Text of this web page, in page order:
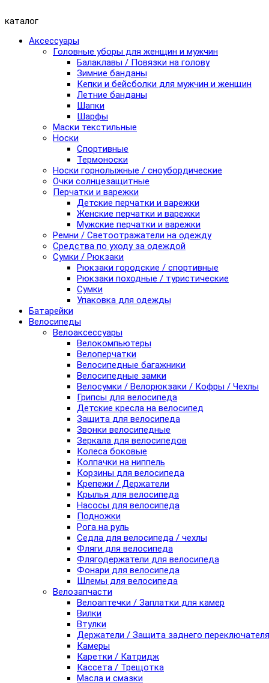
каталог
Аксессуары
Головные уборы для женщин и мужчин
Балаклавы / Повязки на голову
Зимние банданы
Кепки и бейсболки для мужчин и женщин
Летние банданы
Шапки
Шарфы
Маски текстильные
Носки
Спортивные
Термоноски
Носки горнолыжные / сноубордические
Очки солнцезащитные
Перчатки и варежки
Детские перчатки и варежки
Женские перчатки и варежки
Мужские перчатки и варежки
Ремни / Светоотражатели на одежду
Средства по уходу за одеждой
Сумки / Рюкзаки
Рюкзаки городские / спортивные
Рюкзаки походные / туристические
Сумки
Упаковка для одежды
Батарейки
Велосипеды
Велоаксессуары
Велокомпьютеры
Велоперчатки
Велосипедные багажники
Велосипедные замки
Велосумки / Велорюкзаки / Кофры / Чехлы
Грипсы для велосипеда
Детские кресла на велосипед
Защита для велосипеда
Звонки велосипедные
Зеркала для велосипедов
Колеса боковые
Колпачки на ниппель
Корзины для велосипеда
Крепежи / Держатели
Крылья для велосипеда
Насосы для велосипеда
Подножки
Рога на руль
Седла для велосипеда / чехлы
Фляги для велосипеда
Флягодержатели для велосипеда
Фонари для велосипеда
Шлемы для велосипеда
Велозапчасти
Велоаптечки / Заплатки для камер
Вилки
Втулки
Держатели / Защита заднего переключателя
Камеры
Каретки / Катридж
Кассета / Трещотка
Масла и смазки